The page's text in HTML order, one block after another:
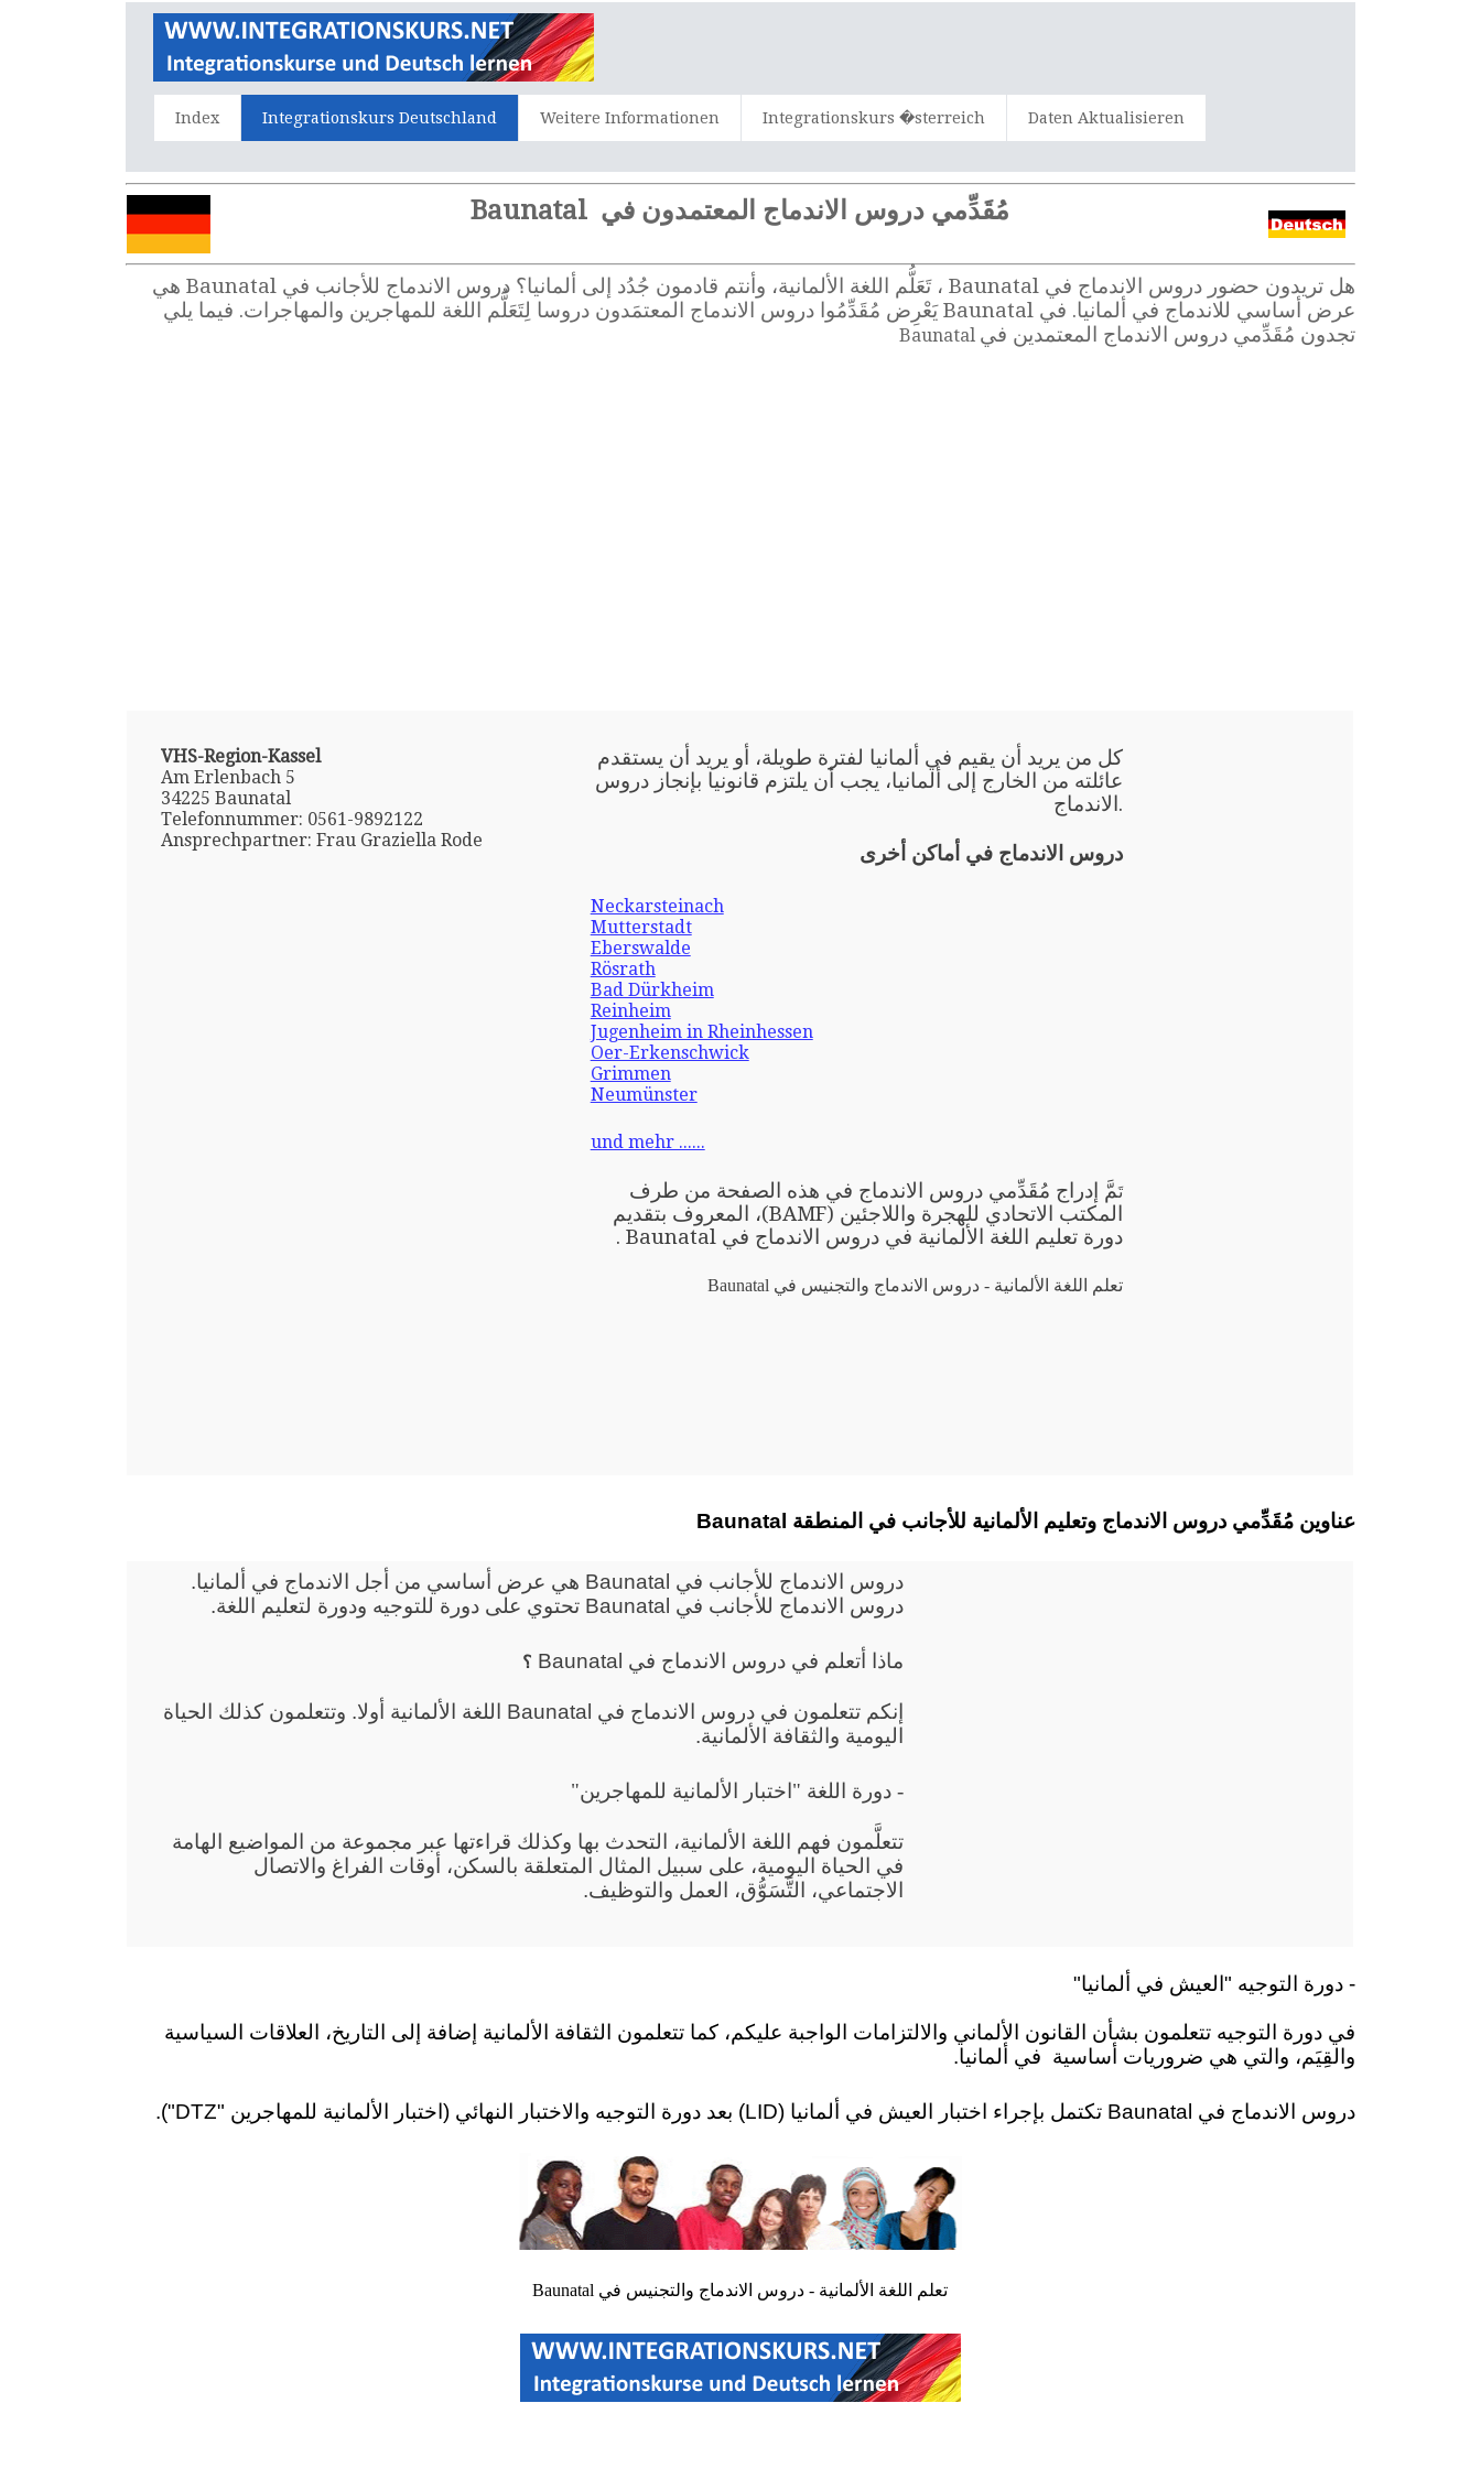
Index Integrationskurs Deutschland Weitere Informationen Integrationskurs �sterreich Daten Aktualisieren
مُقَدِّمي دروس الاندماج المعتمدون في Baunatal
هل تريدون حضور دروس الاندماج في Baunatal ، تَعَلُّم اللغة الألمانية، وأنتم قادمون جُدُد إلى ألمانيا؟ دروس الاندماج للأجانب في Baunatal هي
عرض أساسي للاندماج في ألمانيا. في Baunatal يَعْرِض مُقَدِّمُوا دروس الاندماج المعتمَدون دروسا لِتَعَلُّم اللغة للمهاجرين والمهاجرات. فيما يلي
تجدون مُقَدِّمي دروس الاندماج المعتمدين في Baunatal
VHS-Region-Kassel
Am Erlenbach 5
34225 Baunatal
Telefonnummer: 0561-9892122
Ansprechpartner: Frau Graziella Rode
كل من يريد أن يقيم في ألمانيا لفترة طويلة، أو يريد أن يستقدم
عائلته من الخارج إلى ألمانيا، يجب أن يلتزم قانونيا بإنجاز دروس
الاندماج.
دروس الاندماج في أماكن أخرى
Neckarsteinach
Mutterstadt
Eberswalde
Rösrath
Bad Dürkheim
Reinheim
Jugenheim in Rheinhessen
Oer-Erkenschwick
Grimmen
Neumünster
und mehr ......
تَمَّ إدراج مُقَدِّمي دروس الاندماج في هذه الصفحة من طرف
المكتب الاتحادي للهجرة واللاجئين (BAMF)، المعروف بتقديم
دورة تعليم اللغة الألمانية في دروس الاندماج في Baunatal .
تعلم اللغة الألمانية - دروس الاندماج والتجنيس في Baunatal
Baunatal عناوين مُقَدِّمي دروس الاندماج وتعليم الألمانية للأجانب في المنطقة
دروس الاندماج للأجانب في Baunatal هي عرض أساسي من أجل الاندماج في ألمانيا.
دروس الاندماج للأجانب في Baunatal تحتوي على دورة للتوجيه ودورة لتعليم اللغة.
ماذا أتعلم في دروس الاندماج في Baunatal ؟
إنكم تتعلمون في دروس الاندماج في Baunatal اللغة الألمانية أولا. وتتعلمون كذلك الحياة
اليومية والثقافة الألمانية.
- دورة اللغة "اختبار الألمانية للمهاجرين"
تتعلَّمون فهم اللغة الألمانية، التحدث بها وكذلك قراءتها عبر مجموعة من المواضيع الهامة
في الحياة اليومية، على سبيل المثال المتعلقة بالسكن، أوقات الفراغ والاتصال
الاجتماعي، التَّسَوُّق، العمل والتوظيف.
- دورة التوجيه "العيش في ألمانيا"
في دورة التوجيه تتعلمون بشأن القانون الألماني والالتزامات الواجبة عليكم، كما تتعلمون الثقافة الألمانية إضافة إلى التاريخ، العلاقات السياسية
والقِيَم، والتي هي ضروريات أساسية في ألمانيا.
دروس الاندماج في Baunatal تكتمل بإجراء اختبار العيش في ألمانيا (LID) بعد دورة التوجيه والاختبار النهائي (اختبار الألمانية للمهاجرين "DTZ").
تعلم اللغة الألمانية - دروس الاندماج والتجنيس في Baunatal